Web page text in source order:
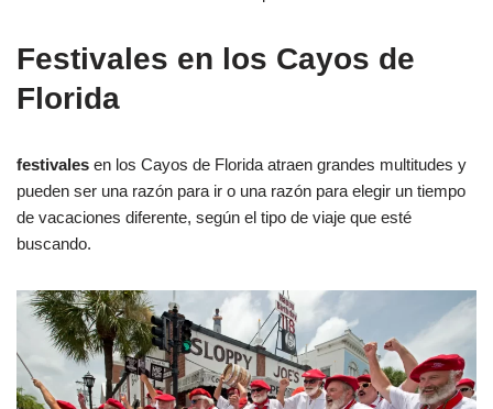
Festivales en los Cayos de
Florida
festivales en los Cayos de Florida atraen grandes multitudes y
pueden ser una razón para ir o una razón para elegir un tiempo
de vacaciones diferente, según el tipo de viaje que esté
buscando.